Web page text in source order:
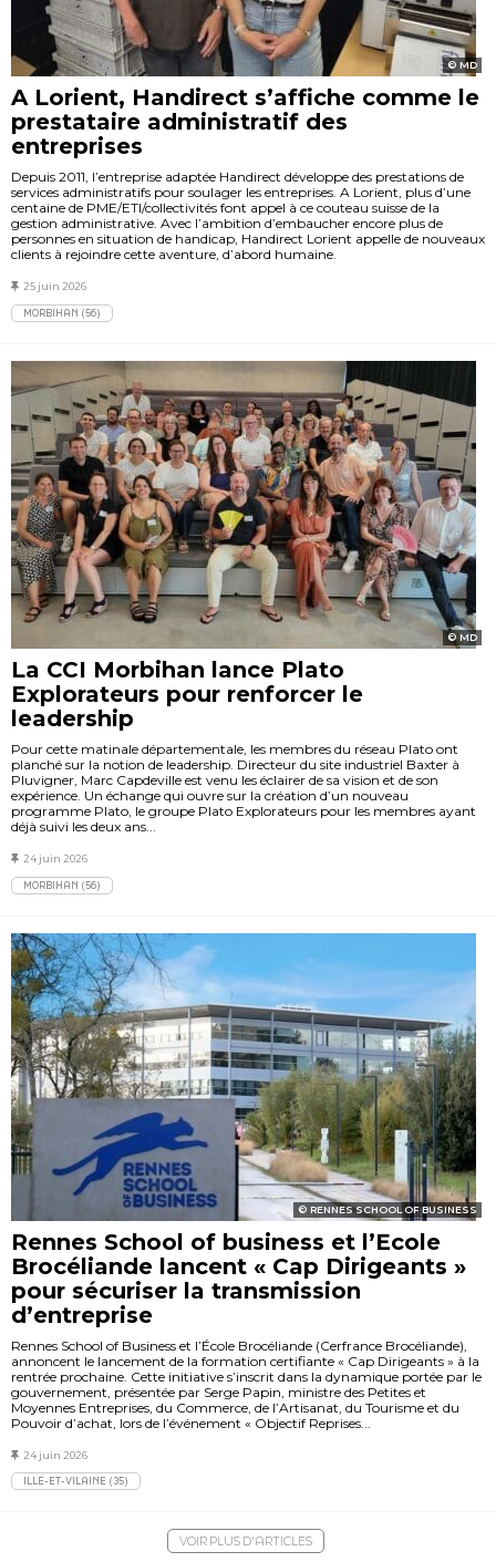
MD
A Lorient, Handirect s’affiche comme le
prestataire administratif des
entreprises
Depuis 2011, l’entreprise adaptée Handirect développe des prestations de
services administratifs pour soulager les entreprises. A Lorient, plus d’une
centaine de PME/ETI/collectivités font appel à ce couteau suisse de la
gestion administrative. Avec l’ambition d’embaucher encore plus de
personnes en situation de handicap, Handirect Lorient appelle de nouveaux
clients à rejoindre cette aventure, d’abord humaine.
25 juin 2026
MORBIHAN (56)
MD
La CCI Morbihan lance Plato
Explorateurs pour renforcer le
leadership
Pour cette matinale départementale, les membres du réseau Plato ont
planché sur la notion de leadership. Directeur du site industriel Baxter à
Pluvigner, Marc Capdeville est venu les éclairer de sa vision et de son
expérience. Un échange qui ouvre sur la création d’un nouveau
programme Plato, le groupe Plato Explorateurs pour les membres ayant
déjà suivi les deux ans...
24 juin 2026
MORBIHAN (56)
RENNES SCHOOL OF BUSINESS
Rennes School of business et l’Ecole
Brocéliande lancent « Cap Dirigeants »
pour sécuriser la transmission
d’entreprise
Rennes School of Business et l’École Brocéliande (Cerfrance Brocéliande),
annoncent le lancement de la formation certifiante « Cap Dirigeants » à la
rentrée prochaine. Cette initiative s’inscrit dans la dynamique portée par le
gouvernement, présentée par Serge Papin, ministre des Petites et
Moyennes Entreprises, du Commerce, de l’Artisanat, du Tourisme et du
Pouvoir d’achat, lors de l’événement « Objectif Reprises...
24 juin 2026
ILLE-ET-VILAINE (35)
VOIR PLUS D'ARTICLES